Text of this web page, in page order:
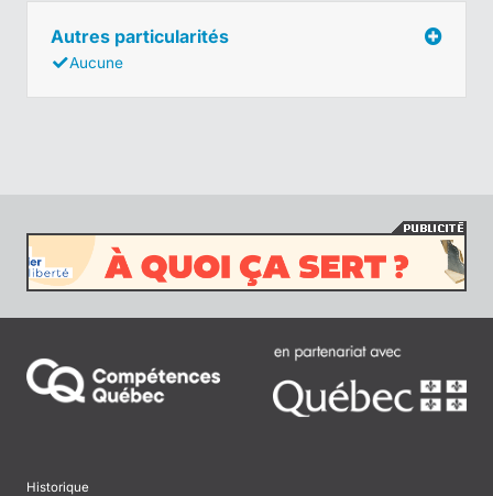
Autres particularités
Aucune
Historique